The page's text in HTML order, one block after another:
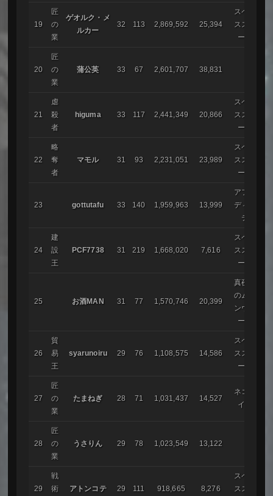
19
匠
の
業
ゲオルク・メ
ルカー
32 113 2,869,592 25,394
スペー
ススト
ーム
20
匠
の
業
蒲公英 33 67 2,601,707 38,831
21
虐
殺
者
higuma 33 117 2,441,349 20,866
スペー
ススト
ーム
22
略
奪
者
マモル 31 93 2,231,051 23,989
スペー
ススト
ーム
23 gottutafu 33 140 1,959,963 13,999
アフロ
ディー
テ
24
建
設
王
PCF7738 31 219 1,668,020 7,616
スペー
ススト
ーム
25 お酒MAN 31 77 1,570,746 20,399
真夜中
のムー
ンウォ
ーク
26
貿
易
王
syarunoiru 29 76 1,108,575 14,586
スペー
ススト
ーム
27
匠
の
業
たまねぎ 28 71 1,031,437 14,527
ネコと
イヌ
28
匠
の
業
うさりん 29 78 1,023,549 13,122
29
戦
術
アトンコテ 29 111 918,665 8,276
スペー
ススト